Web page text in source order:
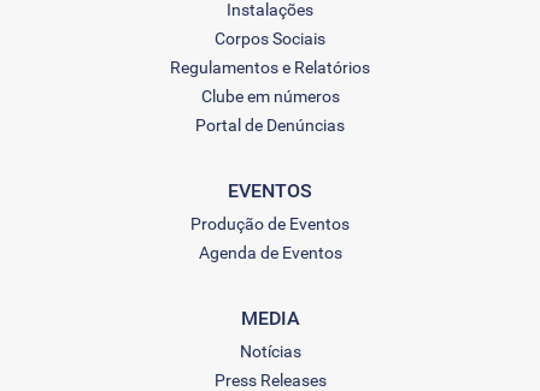
Instalações
Corpos Sociais
Regulamentos e Relatórios
Clube em números
Portal de Denúncias
EVENTOS
Produção de Eventos
Agenda de Eventos
MEDIA
Notícias
Press Releases